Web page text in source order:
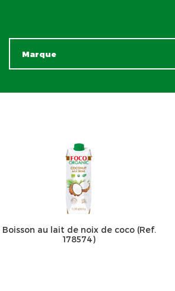
Boisson au lait de noix de coco (Ref.
178574)